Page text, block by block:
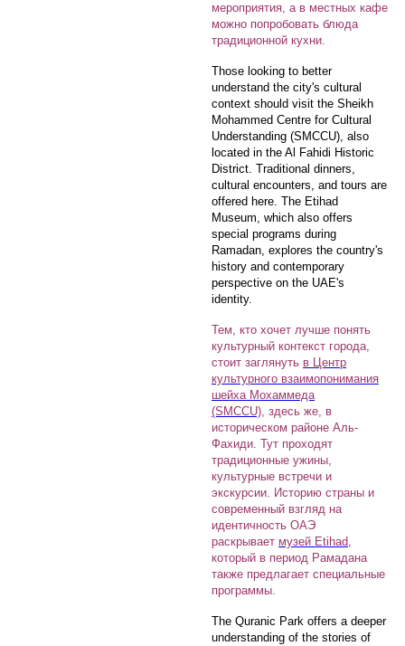
мероприятия, а в местных кафе
можно попробовать блюда
традиционной кухни.
Those looking to better
understand the city's cultural
context should visit the Sheikh
Mohammed Centre for Cultural
Understanding (SMCCU), also
located in the Al Fahidi Historic
District. Traditional dinners,
cultural encounters, and tours are
offered here. The Etihad
Museum, which also offers
special programs during
Ramadan, explores the country's
history and contemporary
perspective on the UAE's
identity.
Тем, кто хочет лучше понять
культурный контекст города,
стоит заглянуть в Центр
культурного взаимопонимания
шейха Мохаммеда
(SMCCU), здесь же, в
историческом районе Аль-
Фахиди. Тут проходят
традиционные ужины,
культурные встречи и
экскурсии. Историю страны и
современный взгляд на
идентичность ОАЭ
раскрывает музей Etihad,
который в период Рамадана
также предлагает специальные
программы.
The Quranic Park offers a deeper
understanding of the stories of